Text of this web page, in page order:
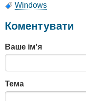
Windows
Коментувати
Ваше ім'я
Тема